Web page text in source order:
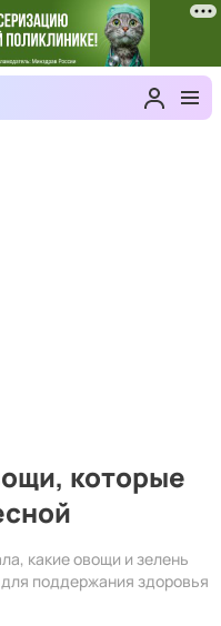
которые
какие овощи и зелень
поддержания здоровья